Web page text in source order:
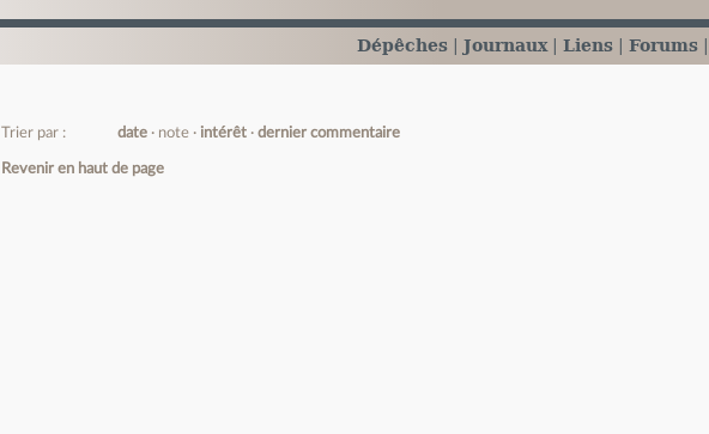
Dépêches Journaux Liens Forums
Trier par : date note intérêt dernier commentaire
Revenir en haut de page